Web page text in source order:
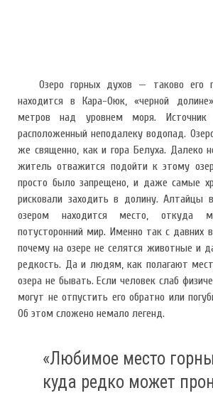
Озеро горных духов — таково его
находится в Кара-Оюк, «черной
метров над уровнем моря.
расположенный неподалеку водопад.
же священно, как и гора Белуха. Далеко
житель отважится подойти к этому
просто было запрещено, и даже самые
рисковали заходить в долину. Алтайцы
озером находится место, откуда
потусторонний мир. Именно так с давних
почему на озере не селятся животные и
редкость. Да и людям, как полагают
озера не бывать. Если человек слаб
могут не отпустить его обратно или
Об этом сложено немало легенд.
«Любимое место
куда редко может